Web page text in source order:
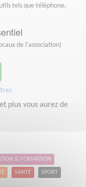
tels que téléphone,
de l'association)
plus vous aurez de
& FORMATION
SANTÉ SPORT